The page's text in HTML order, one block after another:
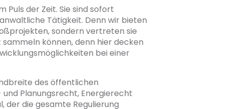
Puls der Zeit. Sie sind sofort
Tätigkeit. Denn wir bieten
sondern vertreten sie
können, denn hier decken
bei einer
des öffentlichen
Planungsrecht, Energierecht
der die gesamte Regulierung